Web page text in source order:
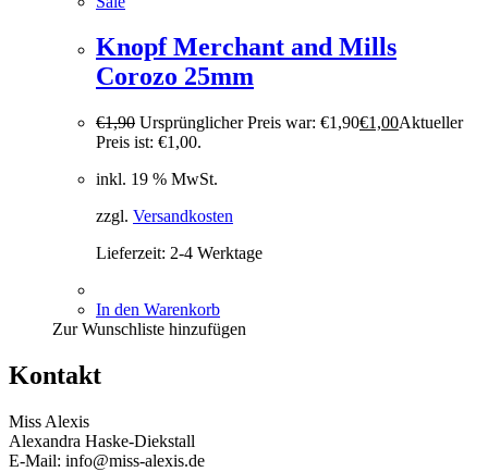
Knopf Merchant and Mills
Corozo 25mm
€1,90 Ursprünglicher Preis war: €1,90€1,00Aktueller
Preis ist: €1,00.
inkl. 19 % MwSt.
zzgl. Versandkosten
Lieferzeit: 2-4 Werktage
In den Warenkorb
Zur Wunschliste hinzufügen
Kontakt
Miss Alexis
Alexandra Haske-Diekstall
E-Mail: info@miss-alexis.de